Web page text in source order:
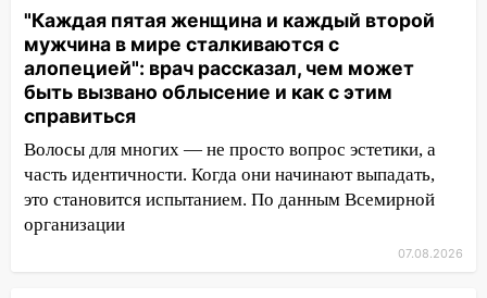
09:52 Ночью беспилотники сбили над
соседними Татарстаном и Саратовской
областью
09:41 Диана Шурыгина уверовала в
Бога в СИЗО
09:35 В Ульяновске директора фирмы
будут судить за неуплату налогов на 48
"Каждая пятая женщина и каждый второй
мужчина в мире сталкиваются с
алопецией": врач рассказал, чем может
быть вызвано облысение и как с этим
справиться
Волосы для многих — не просто вопрос эстетики, а
часть идентичности. Когда они начинают выпадать,
это становится испытанием. По данным Всемирной
организации
07.08.2026